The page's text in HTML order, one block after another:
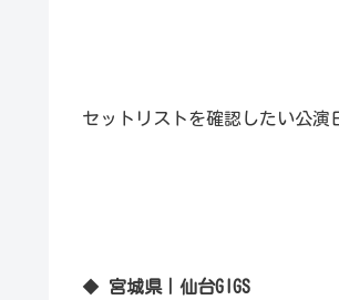
セットリストを確認したい公
◆ 宮城県｜仙台GIGS